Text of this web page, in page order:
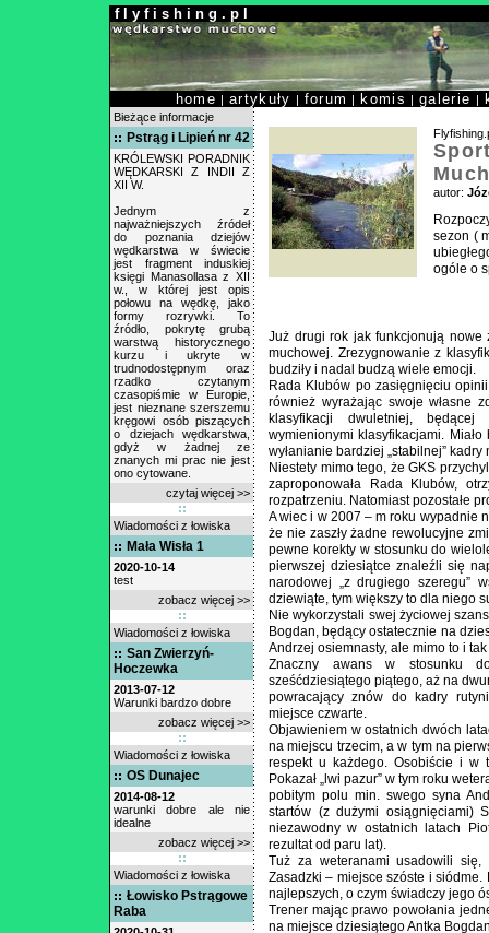
f l y f i s h i n g . p l
home |artykuły | forum | komis |galerie |
Bieżące informacje
Pstrąg i Lipień nr 42
KRÓLEWSKI PORADNIK
WĘDKARSKI Z INDII Z
XII W.
Jednym z
najważniejszych źródeł
do poznania dziejów
wędkarstwa w świecie
jest fragment induskiej
księgi Manasollasa z XII
w., w której jest opis
połowu na wędkę, jako
formy rozrywki. To
źródło, pokrytę grubą
warstwą historycznego
kurzu i ukryte w
trudnodostępnym oraz
rzadko czytanym
czasopiśmie w Europie,
jest nieznane szerszemu
kręgowi osób piszących
o dziejach wędkarstwa,
gdyż w żadnej ze
znanych mi prac nie jest
ono cytowane.
czytaj więcej >>
Wiadomości z łowiska
Mała Wisła 1
2020-10-14
test
zobacz więcej >>
Wiadomości z łowiska
San Zwierzyń-
Hoczewka
2013-07-12
Warunki bardzo dobre
zobacz więcej >>
Wiadomości z łowiska
OS Dunajec
2014-08-12
warunki dobre ale nie
idealne
zobacz więcej >>
Wiadomości z łowiska
Łowisko Pstrągowe
Raba
autor:
sezon (
ogóle o
Już drugi rok jak funkcjonują nowe
muchowej. Zrezygnowanie z
budziły i nadal budzą wiele emocji.
Rada Klubów po zasięgnięciu
również wyrażając swoje własne
klasyfikacji dwuletniej,
wymienionymi klasyfikacjami.
wyłanianie bardziej „stabilnej” kadry
Niestety mimo tego, że GKS
zaproponowała Rada Klubów,
rozpatrzeniu. Natomiast pozostałe
A wiec i w 2007 – m roku wypadnie
że nie zaszły żadne rewolucyjne
pewne korekty w stosunku do
pierwszej dziesiątce znaleźli się
narodowej „z drugiego szeregu”
dziewiąte, tym większy to dla niego
Nie wykorzystali swej życiowej
Bogdan, będący ostatecznie na
Andrzej osiemnasty, ale mimo to i
Znaczny awans w stosunku
sześćdziesiątego piątego, aż na
powracający znów do kadry
miejsce czwarte.
Objawieniem w ostatnich dwóch
na miejscu trzecim, a w tym na
respekt u każdego. Osobiście i w
Pokazał „lwi pazur” w tym roku
pobitym polu min. swego syna
startów (z dużymi osiągnięciami)
niezawodny w ostatnich latach
rezultat od paru lat).
Tuż za weteranami usadowili
Zasadzki – miejsce szóste i
najlepszych, o czym świadczy jego
Trener mając prawo powołania
na miejsce dziesiątego Antka